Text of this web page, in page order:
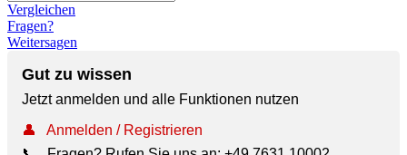
Vergleichen
Fragen?
Weitersagen
Gut zu wissen
Jetzt anmelden und alle Funktionen nutzen
👤
Anmelden / Registrieren